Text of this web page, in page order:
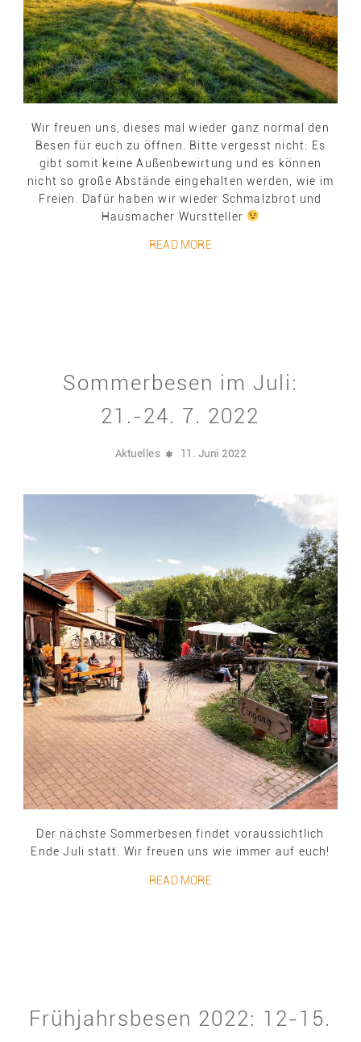
Wir freuen uns, dieses mal wieder ganz normal den
Besen für euch zu öffnen. Bitte vergesst nicht: Es
gibt somit keine Außenbewirtung und es können
nicht so große Abstände eingehalten werden, wie im
Freien. Dafür haben wir wieder Schmalzbrot und
Hausmacher Wurstteller
READ MORE
Sommerbesen im Juli:
21.-24. 7. 2022
Aktuelles 11. Juni 2022
Der nächste Sommerbesen findet voraussichtlich
Ende Juli statt. Wir freuen uns wie immer auf euch!
READ MORE
Frühjahrsbesen 2022: 12-15.